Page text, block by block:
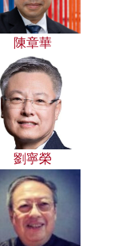
陳章華
劉寧榮